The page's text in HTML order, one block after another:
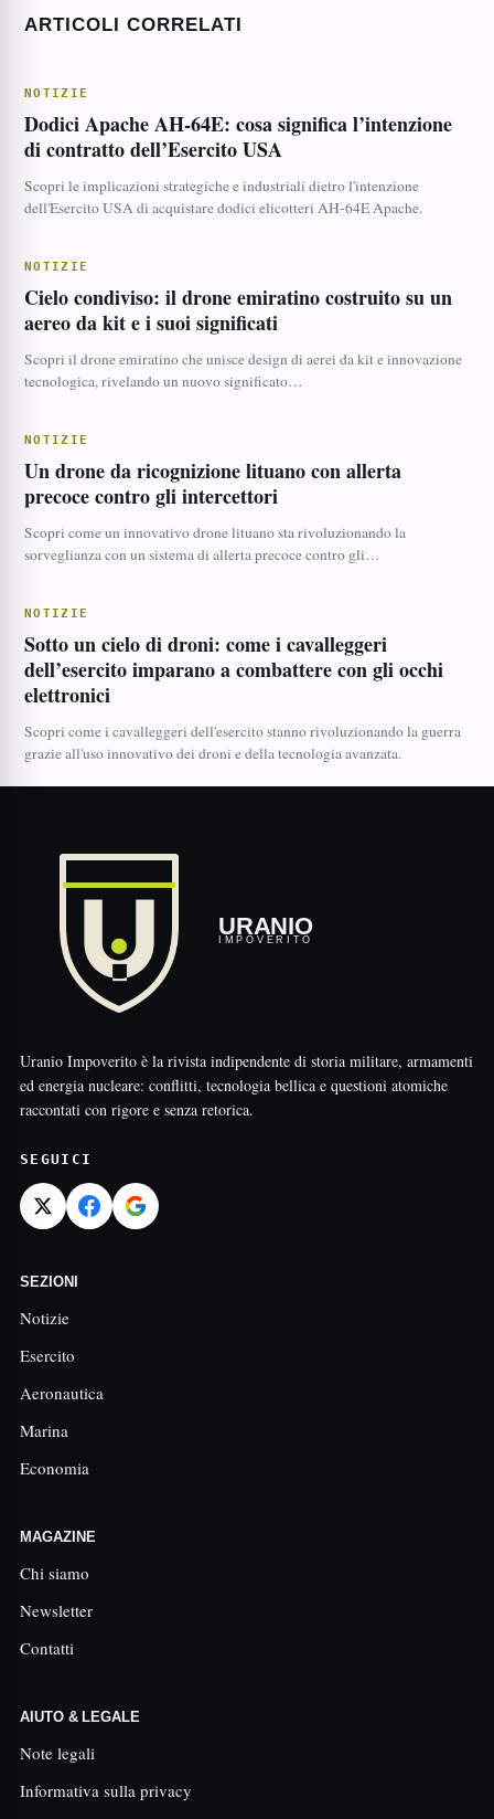
ARTICOLI CORRELATI
NOTIZIE
Dodici Apache AH-64E: cosa significa l’intenzione
di contratto dell’Esercito USA
Scopri le implicazioni strategiche e industriali dietro l'intenzione
dell'Esercito USA di acquistare dodici elicotteri AH-64E Apache.
NOTIZIE
Cielo condiviso: il drone emiratino costruito su un
aereo da kit e i suoi significati
Scopri il drone emiratino che unisce design di aerei da kit e innovazione
tecnologica, rivelando un nuovo significato…
NOTIZIE
Un drone da ricognizione lituano con allerta
precoce contro gli intercettori
Scopri come un innovativo drone lituano sta rivoluzionando la
sorveglianza con un sistema di allerta precoce contro gli…
NOTIZIE
Sotto un cielo di droni: come i cavalleggeri
dell’esercito imparano a combattere con gli occhi
elettronici
Scopri come i cavalleggeri dell'esercito stanno rivoluzionando la guerra
grazie all'uso innovativo dei droni e della tecnologia avanzata.
URANIO
IMPOVERITO
Uranio Impoverito è la rivista indipendente di storia militare, armamenti
ed energia nucleare: conflitti, tecnologia bellica e questioni atomiche
raccontati con rigore e senza retorica.
SEGUICI
SEZIONI
Notizie
Esercito
Aeronautica
Marina
Economia
MAGAZINE
Chi siamo
Newsletter
Contatti
AIUTO & LEGALE
Note legali
Informativa sulla privacy